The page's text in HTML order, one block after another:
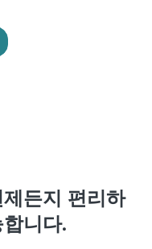
든지 편리하
니다.